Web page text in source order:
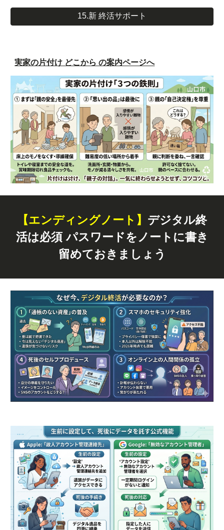
15.新 終活サポート
実家の片付け どこから の案内ページへ
【エンディングノート】 デジタル終
活は必須 パスワードをノートに書き
留めておきましょう